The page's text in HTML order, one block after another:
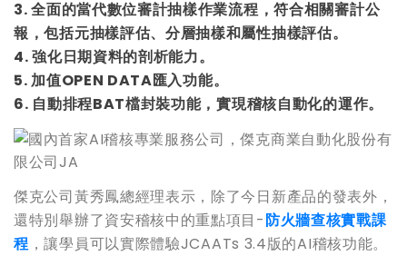
3. 全面的當代數位審計抽樣作業流程，符合相關審計公
報，包括元抽樣評估、分層抽樣和屬性抽樣評估。
4. 強化日期資料的剖析能力。
5. 加值OPEN DATA匯入功能。
6. 自動排程BAT檔封裝功能，實現稽核自動化的運作。
傑克公司黃秀鳳總經理表示，除了今日新產品的發表外，
還特別舉辦了資安稽核中的重點項目-防火牆查核實戰課
程，讓學員可以實際體驗JCAATs 3.4版的AI稽核功能。